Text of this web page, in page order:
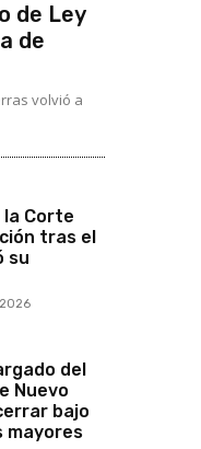
de Ley
de
volvió a
Corte
tras el
su
del
Nuevo
bajo
mayores